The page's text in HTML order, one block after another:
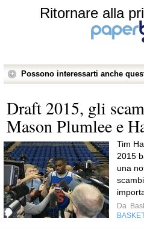
Ritornare alla
Possono interessarti anche
Draft 2015, gli
Mason Plumlee e
Tim
2015
una
Da